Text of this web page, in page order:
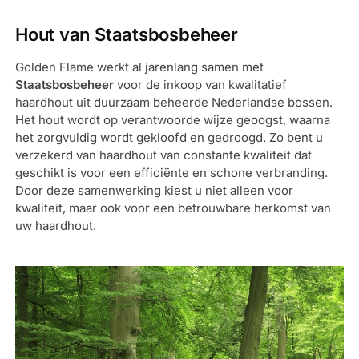
Hout van Staatsbosbeheer
Golden Flame werkt al jarenlang samen met
Staatsbosbeheer voor de inkoop van kwalitatief
haardhout uit duurzaam beheerde Nederlandse bossen.
Het hout wordt op verantwoorde wijze geoogst, waarna
het zorgvuldig wordt gekloofd en gedroogd. Zo bent u
verzekerd van haardhout van constante kwaliteit dat
geschikt is voor een efficiënte en schone verbranding.
Door deze samenwerking kiest u niet alleen voor
kwaliteit, maar ook voor een betrouwbare herkomst van
uw haardhout.